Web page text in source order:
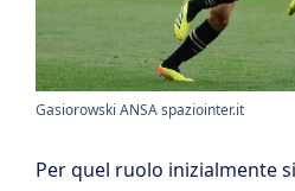
Gasiorowski ANSA spaziointer.it
Per quel ruolo inizialmente